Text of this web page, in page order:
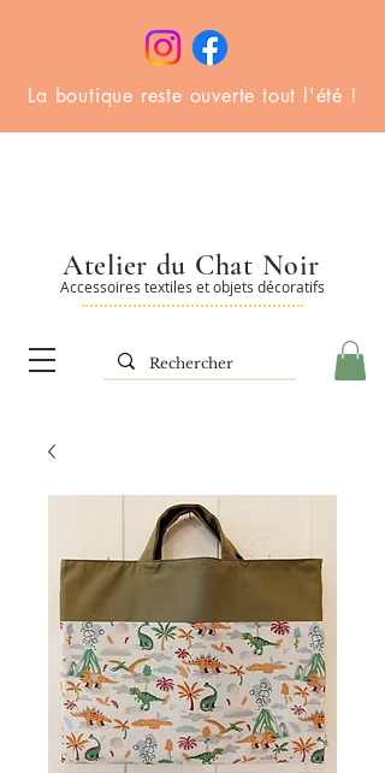
La boutique reste ouverte tout l'été !
Accessoires textiles et objets décoratifs
Atelier du Chat Noir